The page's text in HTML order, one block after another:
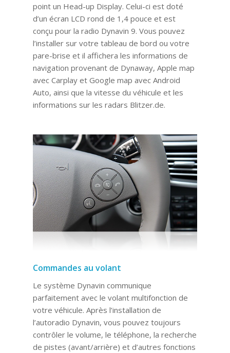
point un Head-up Display. Celui-ci est doté
d’un écran LCD rond de 1,4 pouce et est
conçu pour la radio Dynavin 9. Vous pouvez
l’installer sur votre tableau de bord ou votre
pare-brise et il affichera les informations de
navigation provenant de Dynaway, Apple map
avec Carplay et Google map avec Android
Auto, ainsi que la vitesse du véhicule et les
informations sur les radars Blitzer.de.
Commandes au volant
Le système Dynavin communique
parfaitement avec le volant multifonction de
votre véhicule. Après l’installation de
l’autoradio Dynavin, vous pouvez toujours
contrôler le volume, le téléphone, la recherche
de pistes (avant/arrière) et d’autres fonctions